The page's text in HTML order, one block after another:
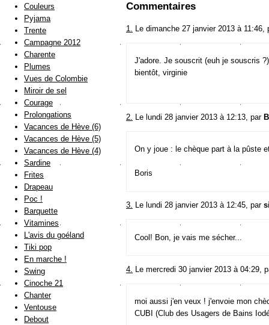
Commentaires
1. Le dimanche 27 janvier 2013 à 11:46,
J'adore. Je souscrit (euh je souscris
bientôt, virginie
2. Le lundi 28 janvier 2013 à 12:13, par
On y joue : le chèque part à la pûste
Boris
3. Le lundi 28 janvier 2013 à 12:45, par
Cool! Bon, je vais me sécher...
4. Le mercredi 30 janvier 2013 à 04:29,
moi aussi j'en veux ! j'envoie mon
CUBI (Club des Usagers de Bains
Couleurs
Pyjama
Trente
Campagne 2012
Charente
Plumes
Vues de Colombie
Miroir de sel
Courage
Prolongations
Vacances de Hève (6)
Vacances de Hève (5)
Vacances de Hève (4)
Sardine
Frites
Drapeau
Poc !
Barquette
Vitamines
L'avis du goéland
Tiki pop
En marche !
Swing
Cinoche 21
Chanter
Ventouse
Debout